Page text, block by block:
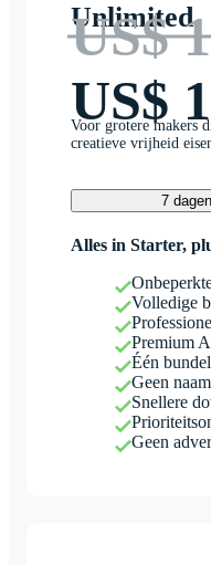
Unlimited
US$
US$
Voor grotere makers
creatieve vrijheid
7
Alles in Starter,
Volledige
Premium
Één
Geen
Snellere
Geen